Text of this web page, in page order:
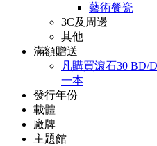
藝術餐瓷
3C及周邊
其他
滿額贈送
凡購買滾石30 BD/
一本
發行年份
載體
廠牌
主題館